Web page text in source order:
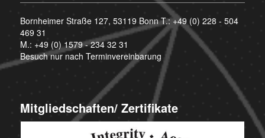
Bornheimer Straße 127, 53119 Bonn T.:+49 (0) 228 - 504
469 31
M.: +49 (0) 1579 - 234 32 31
Besuch nur nach Terminvereinbarung
Mitgliedschaften/ Zertifikate